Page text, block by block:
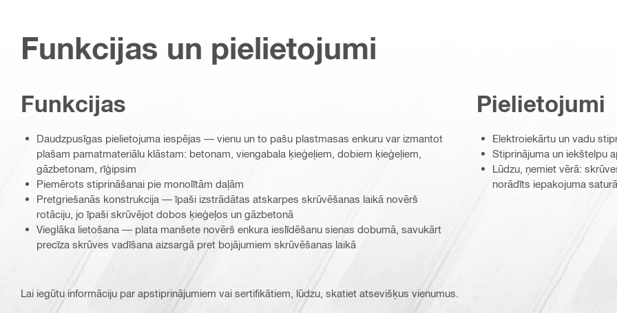
Funkcijas un pielietojumi
Funkcijas
Daudzpusīgas pielietojuma iespējas — vienu un to pašu plastmasas enkuru var izmantot
plašam pamatmateriālu klāstam: betonam, viengabala ķieģeļiem, dobiem ķieģeļiem,
gāzbetonam, rīģipsim
Piemērots stiprināšanai pie monolītām daļām
Pretgriešanās konstrukcija — īpaši izstrādātas atskarpes skrūvēšanas laikā novērš
rotāciju, jo īpaši skrūvējot dobos ķieģeļos un gāzbetonā
Vieglāka lietošana — plata manšete novērš enkura ieslīdēšanu sienas dobumā, savukārt
precīza skrūves vadīšana aizsargā pret bojājumiem skrūvēšanas laikā
Pielietojumi
Elektroiekārtu un vadu
Stiprinājuma un iekštelpu
Lūdzu, ņemiet vērā:
norādīts iepakojuma
Lai iegūtu informāciju par apstiprinājumiem vai sertifikātiem, lūdzu, skatiet atsevišķus vienumus.